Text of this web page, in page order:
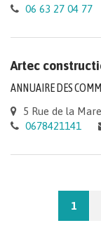
06 63 27 04 77
Artec
ANNUAIRE DES
5 Rue de la
0678421141
1